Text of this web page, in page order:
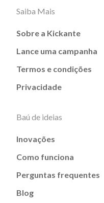
Saiba Mais
Sobre a Kickante
Lance uma campanha
Termos e condições
Privacidade
Baú de ideias
Inovações
Como funciona
Perguntas frequentes
Blog